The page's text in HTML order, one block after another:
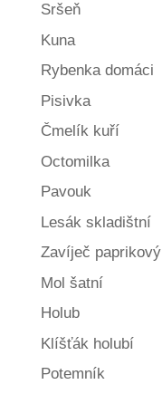
Sršeň
Kuna
Rybenka domáci
Pisivka
Čmelík kuří
Octomilka
Pavouk
Lesák skladištní
Zavíječ paprikový
Mol šatní
Holub
Klíšťák holubí
Potemník